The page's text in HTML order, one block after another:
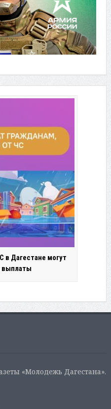
в Дагестане могут
выплаты
«Молодежь Дагестана».